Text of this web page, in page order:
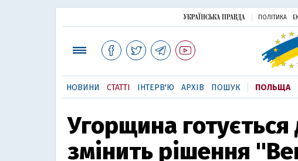
ПОЛІТИКА
НОВИНИ СТАТТІ ІНТЕРВ'Ю АРХІВ ПОШУК ПОЛЬЩА
Угорщина
змінить рішення